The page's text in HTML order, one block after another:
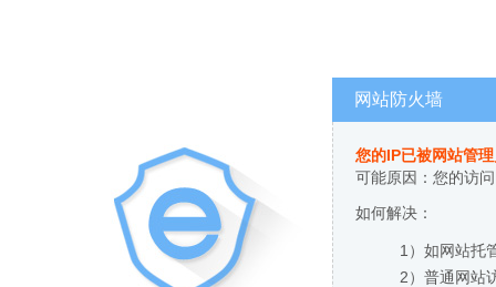
网站防火墙
您的IP已被网站管
可能原因：您的访
如何解决：
1）如网站托
2）普通网站